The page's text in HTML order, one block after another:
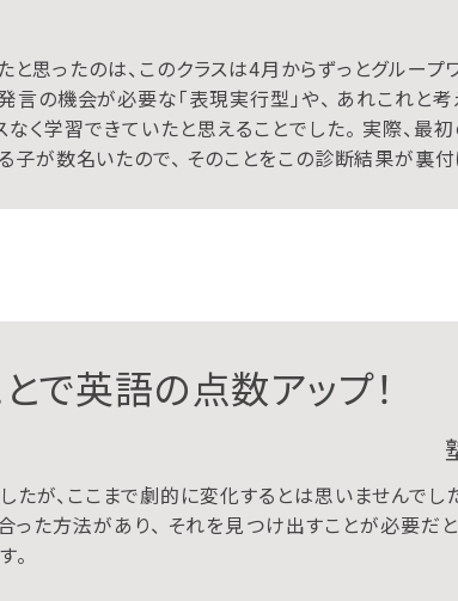
と思ったのは、このクラスは4月からずっとグルー
言の機会が必要な「表現実行型」や、 あれこれと
なく学習できていたと思えることでした。 実際、
子が数名いたので、 そのことをこの診断結果が裏付
で英語の点数アップ！
が、ここまで劇的に変化するとは思いませんでし
った方法があり、 それを見つけ出すことが必要だ
。